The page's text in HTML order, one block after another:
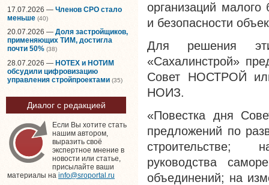
17.07.2026 — Членов СРО стало
меньше (40)
20.07.2026 — Доля застройщиков,
применяющих ТИМ, достигла
почти 50% (38)
28.07.2026 — НОТЕХ и НОТИМ
обсудили цифровизацию
управления стройпроектами (35)
Диалог с редакцией
Если Вы хотите стать
нашим автором,
выразить своё
экспертное мнение в
новости или статье,
присылайте ваши
материалы на info@sroportal.ru
организаций малого
и безопасности
Для решения
«Сахалинстрой»
Совет НОСТРОЙ
НОИЗ.
«Повестка дня
предложений по
строительстве;
руководства
объединений; на